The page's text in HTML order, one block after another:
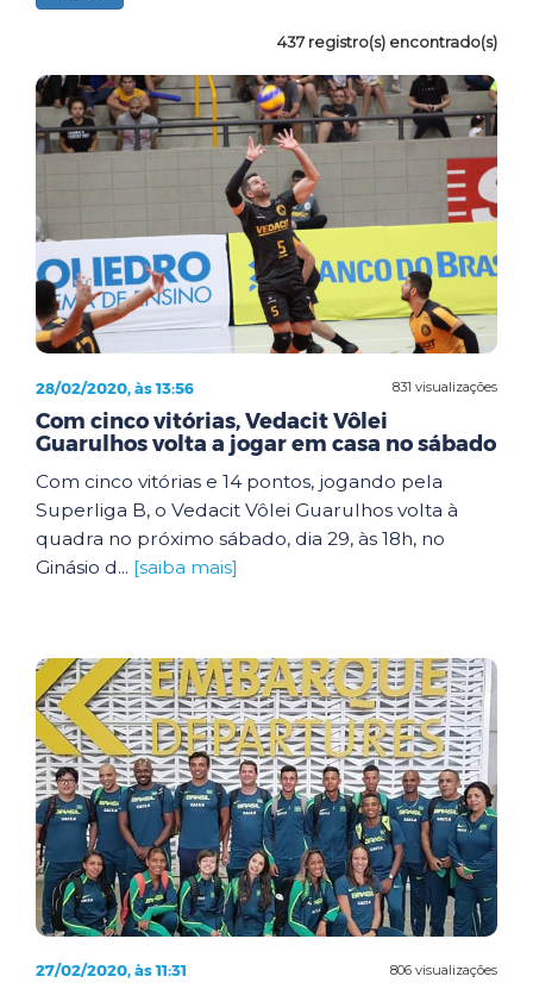
437 registro(s) encontrado(s)
831 visualizações
28/02/2020, às 13:56
Com cinco vitórias, Vedacit Vôlei
Guarulhos volta a jogar em casa no sábado
Com cinco vitórias e 14 pontos, jogando pela
Superliga B, o Vedacit Vôlei Guarulhos volta à
quadra no próximo sábado, dia 29, às 18h, no
Ginásio d... [saiba mais]
806 visualizações
27/02/2020, às 11:31